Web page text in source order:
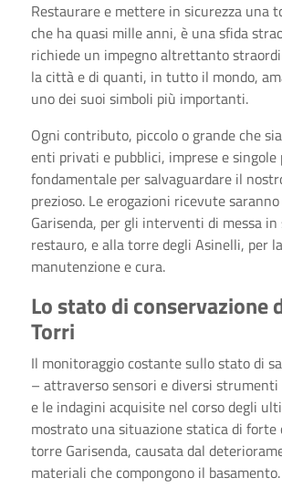
Restaurare e mettere in sicurezza una
che ha quasi mille anni, è una sfida
richiede un impegno altrettanto
la città e di quanti, in tutto il mondo,
uno dei suoi simboli più importanti.
Ogni contributo, piccolo o grande che
enti privati e pubblici, imprese e singole
fondamentale per salvaguardare il
prezioso. Le erogazioni ricevute
Garisenda, per gli interventi di messa in
restauro, e alla torre degli Asinelli, per
manutenzione e cura.
Lo stato di conservazione
Torri
Il monitoraggio costante sullo stato di
– attraverso sensori e diversi
e le indagini acquisite nel corso degli
mostrato una situazione statica di
torre Garisenda, causata dal
materiali che compongono il basamento.